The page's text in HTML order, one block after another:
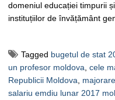
domeniul educației timpurii
instituțiilor de învățământ
Tagged bugetul de stat
un profesor moldova cele
Republicii Moldova
salariu emdiu lunar 2017